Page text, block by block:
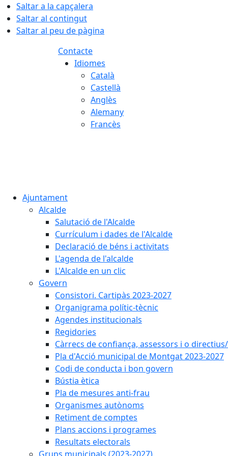
Saltar a la capçalera
Saltar al contingut
Saltar al peu de pàgina
Contacte
Idiomes
Català
Castellà
Anglès
Alemany
Francès
Ajuntament
Alcalde
Salutació de l'Alcalde
Currículum i dades de l'Alcalde
Declaració de béns i activitats
L'agenda de l'alcalde
L'Alcalde en un clic
Govern
Consistori. Cartipàs 2023-2027
Organigrama polític-tècnic
Agendes institucionals
Regidories
Càrrecs de confiança, assessors i o
Pla d'Acció municipal de Montgat 2023-2027
Codi de conducta i bon govern
Bústia ètica
Pla de mesures anti-frau
Organismes autònoms
Retiment de comptes
Plans accions i programes
Resultats electorals